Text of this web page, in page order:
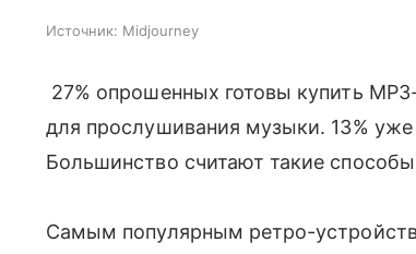
Источник: Midjourney
27% опрошенных готовы купить
для прослушивания музыки. 13%
Большинство считают такие
Самым популярным ретро-